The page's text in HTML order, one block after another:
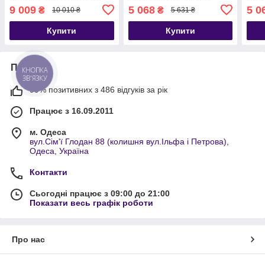
9 009 ₴ 10 010 ₴
Купити
Z200 2011-2014 Peron 9
2009
5 068₴ 5 631 ₴
Купити
5
Про нас
99% позитивних з 486 відгуків за рік
Працює з 16.09.2011
м. Одеса
вул.Сім'ї Глодан 88 (колишня вул.Ільфа і Петрова),
Одеса, Україна
Контакти
Сьогодні працює з 09:00 до 21:00
Показати весь графік роботи
Про нас
КНОПКА
ЗВ'ЯЗКУ